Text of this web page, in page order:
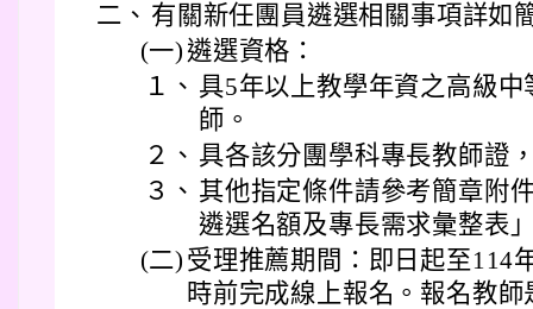
二、 有關新任團員遴選相關事項詳如
(一) 遴選資格：
１、 具5年以上教學年資之高級
師。
２、 具各該分團學科專長教師證
３、 其他指定條件請參考簡章附
遴選名額及專長需求彙整表
(二) 受理推薦期間：即日起至114
時前完成線上報名。報名教